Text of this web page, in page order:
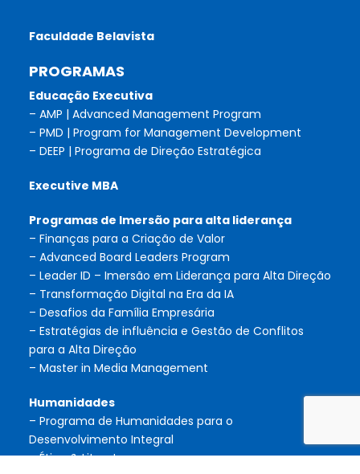
Faculdade Belavista
PROGRAMAS
Educação Executiva
– AMP | Advanced Management Program
– PMD | Program for Management Development
– DEEP | Programa de Direção Estratégica
Executive MBA
Programas de Imersão para alta liderança
– Finanças para a Criação de Valor
– Advanced Board Leaders Program
– Leader ID – Imersão em Liderança para Alta Direção
– Transformação Digital na Era da IA
– Desafios da Família Empresária
– Estratégias de influência e Gestão de Conflitos
para a Alta Direção
– Master in Media Management
Humanidades
– Programa de Humanidades para o
Desenvolvimento Integral
– Ética & Literatura